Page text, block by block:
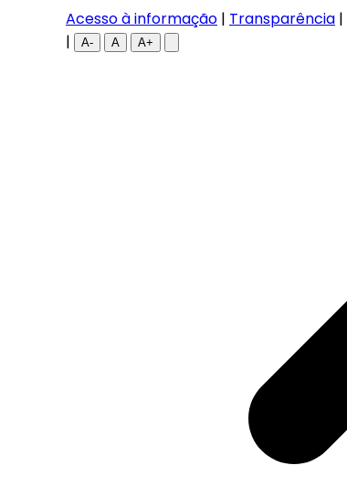
Acesso à informação | Transparência |
|
A- A A+